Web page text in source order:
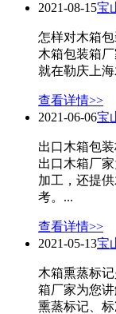
2021-08-15宝
怎样对木箱
木箱包装箱
就在勒庆上
查看详情>>
2021-06-06宝
出口木箱包
出口木箱厂
加工，还提
考。...
查看详情>>
2021-05-13宝
木箱熏蒸标
箱厂家为您
熏蒸标记、